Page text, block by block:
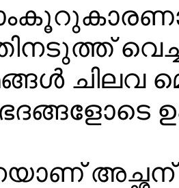
ചിലവ
അച്ഛന്